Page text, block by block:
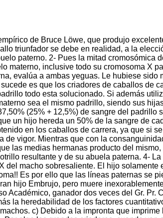
de Bruce Löwe, que produjo
triunfador se debe en realidad, a la
paterno. 2- Pues la mitad
materno, inclusive todo su cromosoma X
evalúa a ambas yeguas. Le hubiese
es que los criadores de caballos de
todo esta solucionado. Si además
sea el mismo padrillo, siendo sus
(25% + 12,5%) de sangre del
un hijo hereda un 50% de la sangre de
en los caballos de carrera, ya que si
vigor. Mientras que con la
las medias hermanas producto del
resultante y de su abuela paterna. 4-
del macho sobresaliente. El hijo
Es por ello que las líneas paternas se
hijo Embrujo, pero muere
Académico, ganador dos veces del Gr.
la heredabilidad de los factores
c) Debido a la impronta que